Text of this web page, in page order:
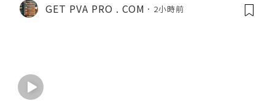
GET PVA PRO . COM 2小時前